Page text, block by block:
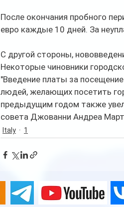
После окончания пробного
евро каждые 10 дней. За
С другой стороны,
Некоторые чиновники
"Введение платы за
людей, желающих посетить
предыдущим годом также
совета Джованни Андреа
Italy 1